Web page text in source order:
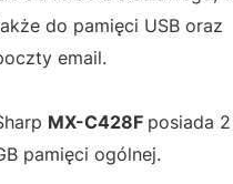
do pamięci USB oraz
email.
MX-C428F posiada 2
pamięci ogólnej.